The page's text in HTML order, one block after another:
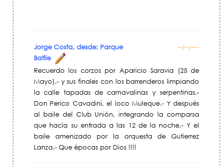
Jorge Costa, desde: Parque
Batlle
--/--/----
Recuerdo los corzos por Aparicio Saravia (25 de
Mayo).- y sus finales con los barrenderos limpiando
la calle tapadas de carnavalinas y serpentinas.-
Don Perico Cavadini, el loco Muleque.- Y después
al baile del Club Unión, integrando la comparsa
que hacía su entrada a las 12 de la noche.- Y el
baile amenizado por la orquesta de Gutierrez
Lanza.- Que èpocas por Dios !!!!